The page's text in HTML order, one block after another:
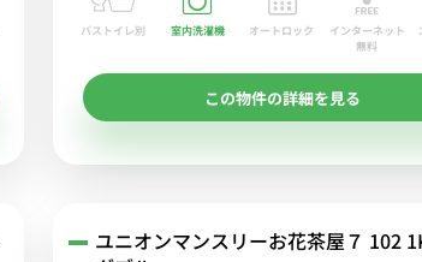
バストイレ別 室内洗濯機 オートロック
インターネット
無料
この物件の詳細を見る
ユニオンマンスリーお花茶屋７ 102